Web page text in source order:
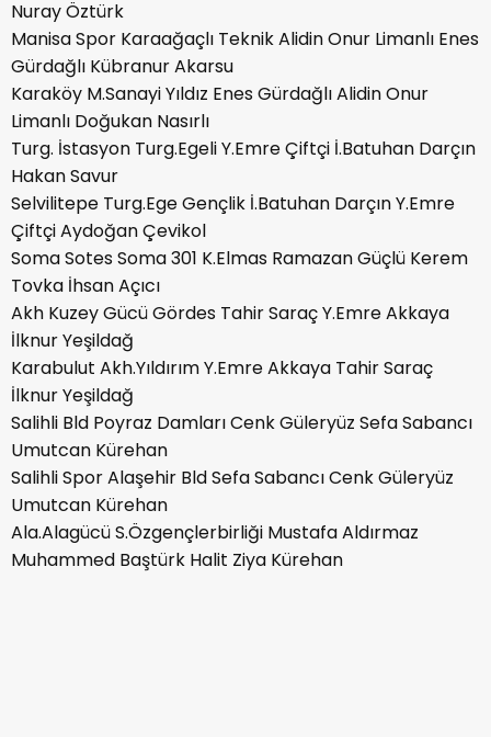
Nuray Öztürk
Manisa Spor Karaağaçlı Teknik Alidin Onur Limanlı Enes
Gürdağlı Kübranur Akarsu
Karaköy M.Sanayi Yıldız Enes Gürdağlı Alidin Onur
Limanlı Doğukan Nasırlı
Turg. İstasyon Turg.Egeli Y.Emre Çiftçi İ.Batuhan Darçın
Hakan Savur
Selvilitepe Turg.Ege Gençlik İ.Batuhan Darçın Y.Emre
Çiftçi Aydoğan Çevikol
Soma Sotes Soma 301 K.Elmas Ramazan Güçlü Kerem
Tovka İhsan Açıcı
Akh Kuzey Gücü Gördes Tahir Saraç Y.Emre Akkaya
İlknur Yeşildağ
Karabulut Akh.Yıldırım Y.Emre Akkaya Tahir Saraç
İlknur Yeşildağ
Salihli Bld Poyraz Damları Cenk Güleryüz Sefa Sabancı
Umutcan Kürehan
Salihli Spor Alaşehir Bld Sefa Sabancı Cenk Güleryüz
Umutcan Kürehan
Ala.Alagücü S.Özgençlerbirliği Mustafa Aldırmaz
Muhammed Baştürk Halit Ziya Kürehan